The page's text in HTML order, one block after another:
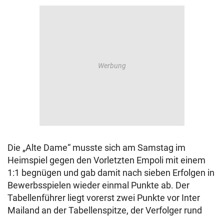
Die „Alte Dame“ musste sich am Samstag im
Heimspiel gegen den Vorletzten Empoli mit einem
1:1 begnügen und gab damit nach sieben Erfolgen in
Bewerbsspielen wieder einmal Punkte ab. Der
Tabellenführer liegt vorerst zwei Punkte vor Inter
Mailand an der Tabellenspitze, der Verfolger rund